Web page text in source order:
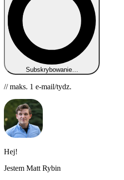
Subskrybowanie…
// maks. 1 e-mail/tydz.
Hej!
Jestem Matt Rybin